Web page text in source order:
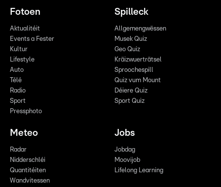
Fotoen
Aktualitéit
Events a Fester
Kultur
Lifestyle
Auto
Télé
Radio
Sport
Pressphoto
Spilleck
Allgemengwëssen
Musek Quiz
Geo Quiz
Kräizwuerträtsel
Sproochespill
Quiz vum Mount
Déiere Quiz
Sport Quiz
Meteo
Radar
Nidderschléi
Quantitéiten
Wandvitessen
Jobs
Jobdag
Moovijob
Lifelong Learning